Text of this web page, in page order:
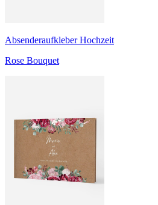
Absenderaufkleber Hochzeit
Rose Bouquet